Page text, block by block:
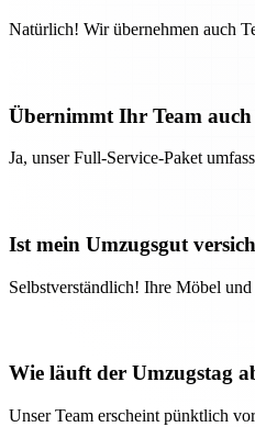
Natürlich! Wir übernehmen auch
Übernimmt Ihr Team
Ja, unser Full-Service-Paket
Ist mein Umzugsgut
Selbstverständlich! Ihre Möbel
Wie läuft der Umzugstag
Unser Team erscheint pünktlich